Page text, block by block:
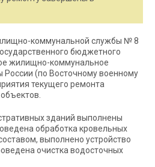
коммунальной службы № 8
бюджетного
жилищно-коммунальное
(по Восточному военному
текущего ремонта
зданий выполнены
обработка кровельных
выполнено устройство
очистка водосточных